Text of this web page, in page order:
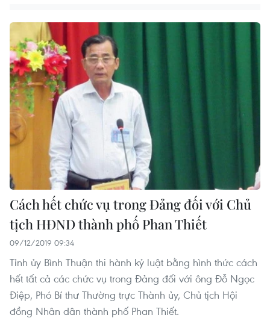
Cách hết chức vụ trong Đảng đối với Chủ
tịch HĐND thành phố Phan Thiết
09/12/2019 09:34
Tỉnh ủy Bình Thuận thi hành kỷ luật bằng hình thức cách
hết tất cả các chức vụ trong Đảng đối với ông Đỗ Ngọc
Điệp, Phó Bí thư Thường trực Thành ủy, Chủ tịch Hội
đồng Nhân dân thành phố Phan Thiết.